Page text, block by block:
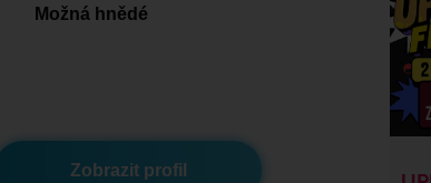
Možná hnědé
Zobrazit profil